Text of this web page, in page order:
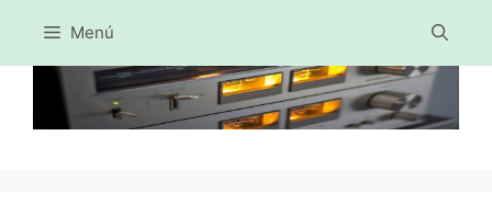
Saltar
al
contenido
Menú